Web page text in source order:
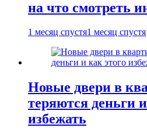
на что смотреть
1 месяц спустя1 месяц спустя
Новые двери в
теряются деньги
избежать